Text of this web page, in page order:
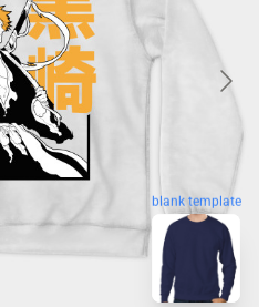
blank template